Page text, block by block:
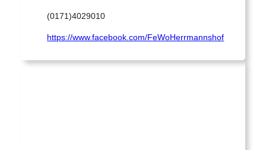
(0171)4029010
https://www.facebook.com/FeWoHerrmannshof